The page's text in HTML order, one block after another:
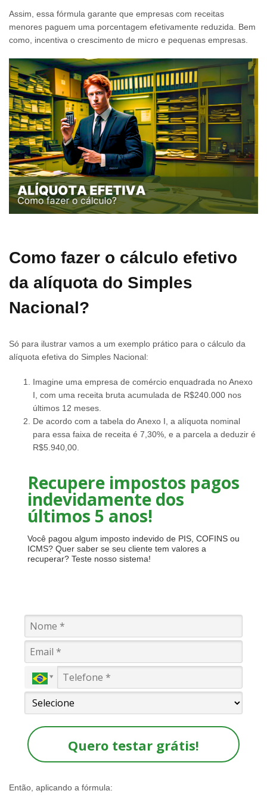
Assim, essa fórmula garante que empresas com receitas
menores paguem uma porcentagem efetivamente reduzida. Bem
como, incentiva o crescimento de micro e pequenas empresas.
Como fazer o cálculo efetivo
da alíquota do Simples
Nacional?
Só para ilustrar vamos a um exemplo prático para o cálculo da
alíquota efetiva do Simples Nacional:
Imagine uma empresa de comércio enquadrada no Anexo
I, com uma receita bruta acumulada de R$240.000 nos
últimos 12 meses.
De acordo com a tabela do Anexo I, a alíquota nominal
para essa faixa de receita é 7,30%, e a parcela a deduzir é
R$5.940,00.
Recupere impostos pagos
indevidamente dos
últimos 5 anos!
Você pagou algum imposto indevido de PIS, COFINS ou
ICMS? Quer saber se seu cliente tem valores a
recuperar? Teste nosso sistema!
Quero testar grátis!
Então, aplicando a fórmula: